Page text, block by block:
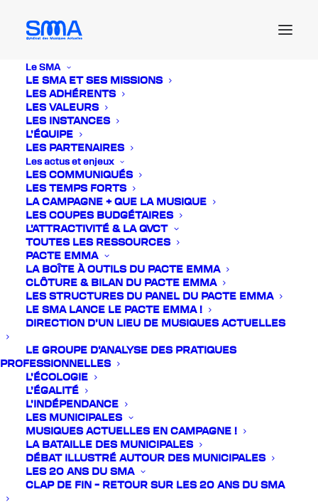
Le SMA
LE SMA ET SES MISSIONS
LES ADHÉRENTS
LES VALEURS
LES INSTANCES
L’ÉQUIPE
LES PARTENAIRES
Les actus et enjeux
LES COMMUNIQUÉS
LES TEMPS FORTS
LA CAMPAGNE + QUE LA MUSIQUE
LES COUPES BUDGÉTAIRES
L’ATTRACTIVITÉ & LA QVCT
TOUTES LES RESSOURCES
PACTE EMMA
LA BOÎTE À OUTILS DU PACTE EMMA
CLÔTURE & BILAN DU PACTE EMMA
LES STRUCTURES DU PANEL DU PACTE EMMA
LE SMA LANCE LE PACTE EMMA !
DIRECTION D’UN LIEU DE MUSIQUES ACTUELLES
LE GROUPE D’ANALYSE DES PRATIQUES
PROFESSIONNELLES
L’ÉCOLOGIE
L’ÉGALITÉ
L’INDÉPENDANCE
LES MUNICIPALES
MUSIQUES ACTUELLES EN CAMPAGNE !
LA BATAILLE DES MUNICIPALES
DÉBAT ILLUSTRÉ AUTOUR DES MUNICIPALES
LES 20 ANS DU SMA
CLAP DE FIN – RETOUR SUR LES 20 ANS DU SMA
Actualités
15 janvier 2020
LE SMA AUX BIS 2020
Le SMA sera présent aux BIS de Nantes les 22 et 23